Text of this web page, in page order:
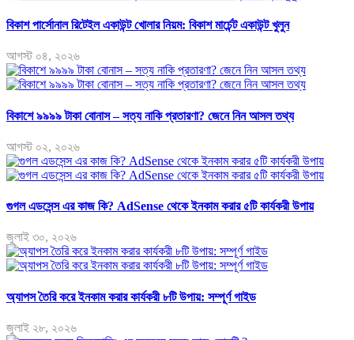
বিকাশ পার্সোনাল রিটেইল একাউন্ট খোলার নিয়ম: বিকাশ মার্চেন্ট একাউন্ট খুলুন
আগস্ট ০৪, ২০২৬
বিকাশে ৯৯৯৯ টাকা বোনাস – সত্য নাকি প্রতারণা? জেনে নিন আসল তথ্য
আগস্ট ০২, ২০২৬
গুগল এডসেন্স এর কাজ কি? AdSense থেকে ইনকাম করার ৫টি কার্যকরী উপায়
জুলাই ৩০, ২০২৬
অ্যাপস তৈরি করে ইনকাম করার কার্যকরী ৮টি উপায়: সম্পূর্ণ গাইড
জুলাই ২৮, ২০২৬